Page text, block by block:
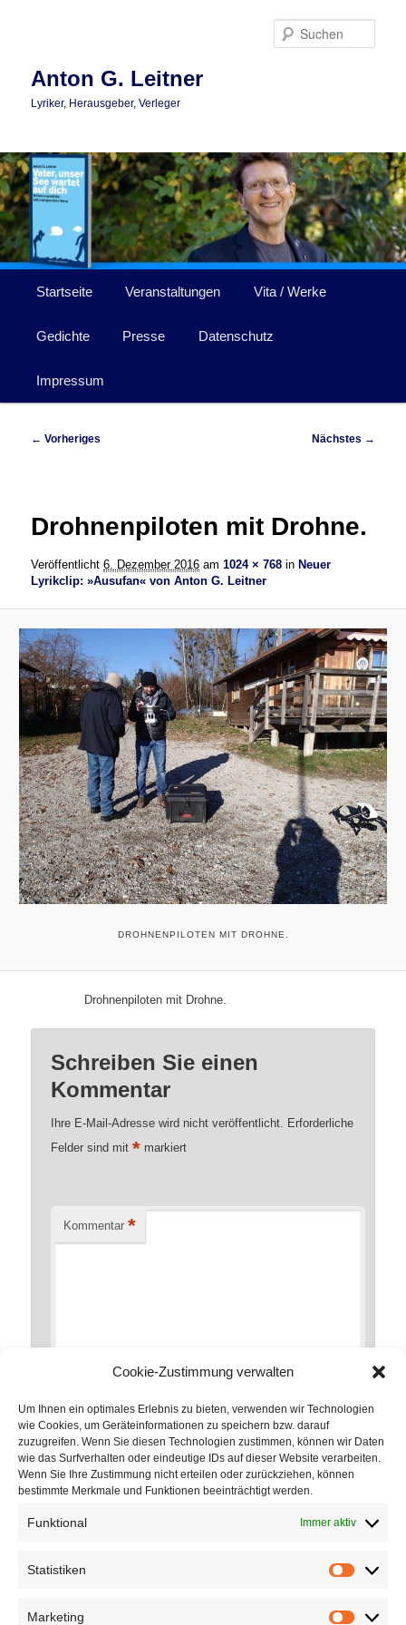
Cookie-Zustimmung verwalten
Um Ihnen ein optimales Erlebnis zu bieten, verwenden wir Technologien
wie Cookies, um Geräteinformationen zu speichern bzw. darauf
zuzugreifen. Wenn Sie diesen Technologien zustimmen, können wir Daten
wie das Surfverhalten oder eindeutige IDs auf dieser Website verarbeiten.
Wenn Sie Ihre Zustimmung nicht erteilen oder zurückziehen, können
bestimmte Merkmale und Funktionen beeinträchtigt werden.
Funktional Immer aktiv
Statistiken
Marketing
Anton G. Leitner
Lyriker, Herausgeber, Verleger
Startseite Veranstaltungen Vita / Werke
Gedichte Presse Datenschutz
Impressum
Bilder-
← Vorheriges Nächstes →
Drohnenpiloten mit Drohne.
Veröffentlicht6. Dezember 2016 am1024 × 768 in Neuer
Lyrikclip: »Ausufan« von Anton G. Leitner
DROHNENPILOTEN MIT DROHNE.
Drohnenpiloten mit Drohne.
Schreiben Sie einen
Kommentar
Ihre E-Mail-Adresse wird nicht veröffentlicht. Erforderliche
Felder sind mit* markiert
Kommentar *
Name *